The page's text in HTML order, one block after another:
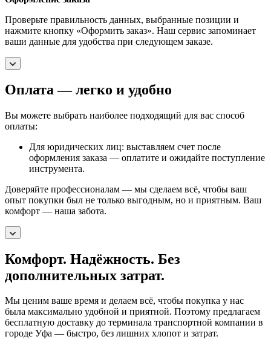
Проверьте правильность данных, выбранные позиции и
нажмите кнопку «Оформить заказ». Наш сервис запоминает
ваши данные для удобства при следующем заказе.
Оплата — легко и удобно
Вы можете выбрать наиболее подходящий для вас способ
оплаты:
Для юридических лиц: выставляем счет после
оформления заказа — оплатите и ожидайте поступление
инструмента.
Доверяйте профессионалам — мы сделаем всё, чтобы ваш
опыт покупки был не только выгодным, но и приятным. Ваш
комфорт — наша забота.
Комфорт. Надёжность. Без
дополнительных затрат.
Мы ценим ваше время и делаем всё, чтобы покупка у нас
была максимально удобной и приятной. Поэтому предлагаем
бесплатную доставку до терминала транспортной компании в
городе Уфа — быстро, без лишних хлопот и затрат.